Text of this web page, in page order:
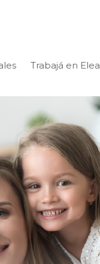
Trabajá en Elea